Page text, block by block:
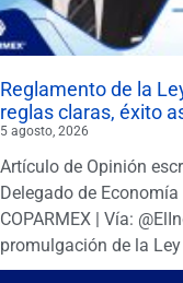
Reglamento de la
reglas claras, éxito
5 agosto, 2026
Artículo de Opinión
Delegado de
COPARMEX | Vía:
promulgación de la